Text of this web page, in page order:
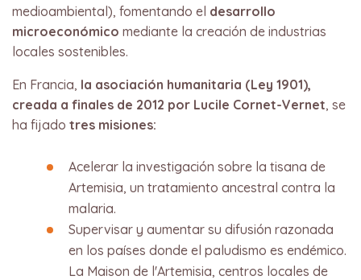
medioambiental), fomentando el desarrollo
microeconómico mediante la creación de industrias
locales sostenibles.
En Francia, la asociación humanitaria (Ley 1901),
creada a finales de 2012 por Lucile Cornet-Vernet, se
ha fijado tres misiones:
Acelerar la investigación sobre la tisana de
Artemisia, un tratamiento ancestral contra la
malaria​.
Supervisar y aumentar su difusión razonada
en los países donde el paludismo es endémico.
La Maison de l'Artemisia, centros locales de